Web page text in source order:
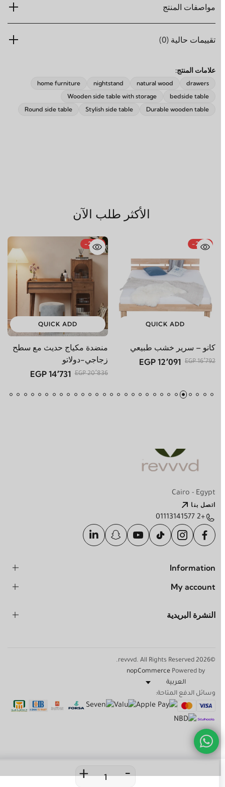
مواصفات المنتج
تقييمات حالية (0)
علامات المنتج:
drawers
natural wood
nightstand
home furniture
bedside table
Wooden side table with storage
Durable wooden table
Stylish side table
Round side table
الأكثر طلب الآن
-28%
QUICK ADD
كانو – سرير خشب طبيعي
16٬792 EGP 12٬091 EGP
-29%
QUICK ADD
منضدة مكياج حديث مع سطح
زجاجي-دولاتو
20٬836 EGP 14٬731 EGP
-
+
Cairo - Egypt
اتصل بنا
+2 01113141577
Information
My account
النشرة البريدية
©2026 revvvd. All Rights Reserved.
Powered by
nopCommerce
وسائل الدفع المتاحة: